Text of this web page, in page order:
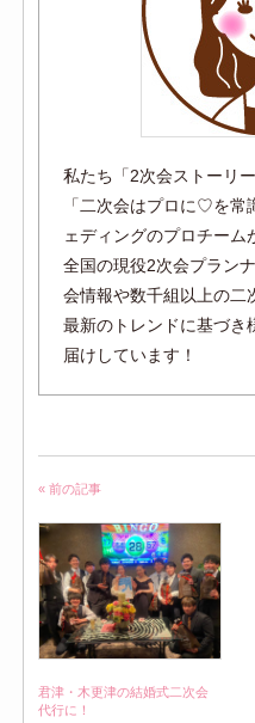
私たち「2次会ストーリー
「二次会はプロに♡を常
ェディングのプロチーム
全国の現役2次会プラン
会情報や数千組以上の二
最新のトレンドに基づき
届けしています！
« 前の記事
君津・木更津の結婚式二次会
代行に！